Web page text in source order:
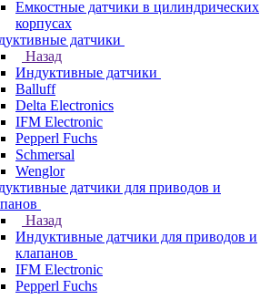
Емкостные датчики в цилиндрических
корпусах
датчики
Назад
Индуктивные датчики
Balluff
Delta Electronics
IFM Electronic
Pepperl Fuchs
Schmersal
Wenglor
датчики для приводов и
Назад
Индуктивные датчики для приводов и
клапанов
IFM Electronic
Pepperl Fuchs